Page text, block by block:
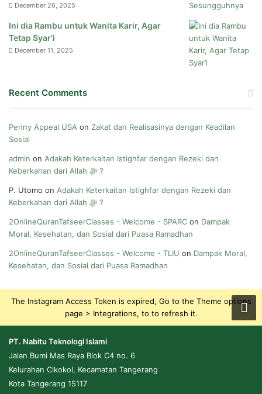
December 26, 2025
Ini dia Rambu untuk Wanita Karir, Agar
Tetap Syar’i
December 11, 2025
Recent Comments
Penny Appeal USA on Zakat dan Realisasinya dengan Keadilan
Sosial
admin on Adakah Keterkaitan Istighfar dengan Rezeki dan
Keberkahan dari Allah ﷻ ?
P. Utomo on Adakah Keterkaitan Istighfar dengan Rezeki dan
Keberkahan dari Allah ﷻ ?
2OnlineQuranTafseerClasses - Welcome - SPARC on Dampak
Moral, Kesehatan, dan Sosial dari Puasa Ramadhan
2OnlineQuranTafseerClasses - Welcome - TLIU on Dampak Moral,
Kesehatan, dan Sosial dari Puasa Ramadhan
The Instagram Access Token is expired, Go to the Theme options
page > Integrations, to to refresh it.
PT. Nabitu Teknologi Islami
Jalan Bumi Mas Raya Blok C4 no. 6
Kelurahan Cikokol, Kecamatan Tangerang
Kota Tangerang 15117